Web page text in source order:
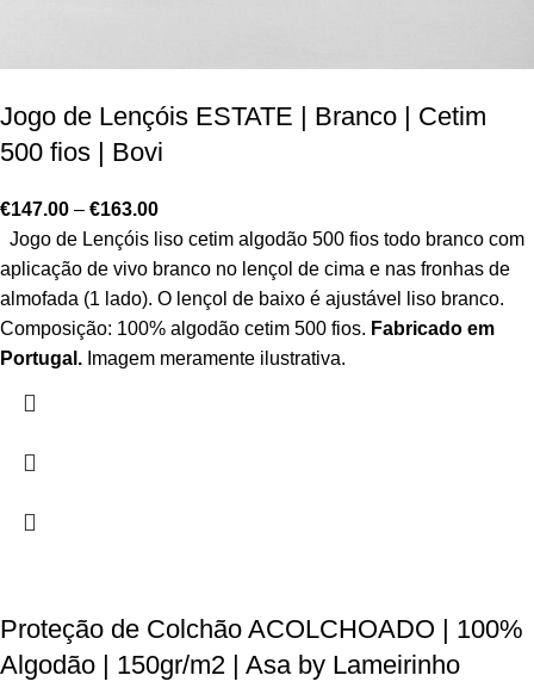
Jogo de Lençóis ESTATE | Branco | Cetim
500 fios | Bovi
€147.00 – €163.00
Jogo de Lençóis liso cetim algodão 500 fios todo branco com
aplicação de vivo branco no lençol de cima e nas fronhas de
almofada (1 lado). O lençol de baixo é ajustável liso branco.
Composição: 100% algodão cetim 500 fios. Fabricado em
Portugal. Imagem meramente ilustrativa.
Proteção de Colchão ACOLCHOADO | 100%
Algodão | 150gr/m2 | Asa by Lameirinho